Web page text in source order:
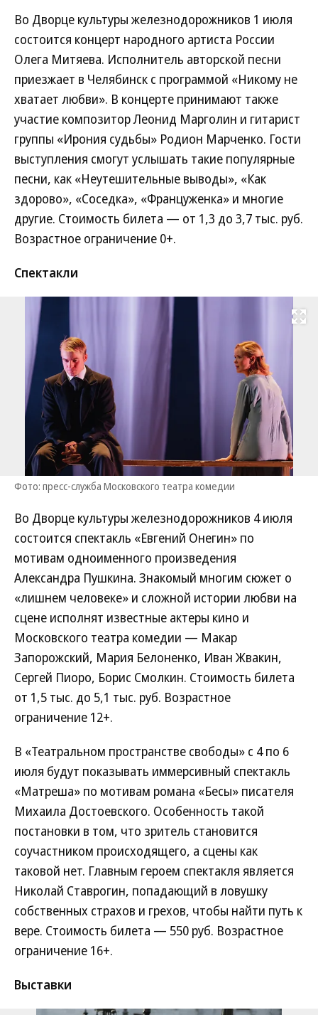
Во Дворце культуры железнодорожников 1 июля
состоится концерт народного артиста России
Олега Митяева. Исполнитель авторской песни
приезжает в Челябинск с программой «Никому не
хватает любви». В концерте принимают также
участие композитор Леонид Марголин и гитарист
группы «Ирония судьбы» Родион Марченко. Гости
выступления смогут услышать такие популярные
песни, как «Неутешительные выводы», «Как
здорово», «Соседка», «Француженка» и многие
другие. Стоимость билета — от 1,3 до 3,7 тыс. руб.
Возрастное ограничение 0+.
Спектакли
Развернуть
Фото: пресс-служба Московского театра комедии
Во Дворце культуры железнодорожников 4 июля
состоится спектакль «Евгений Онегин» по
мотивам одноименного произведения
Александра Пушкина. Знакомый многим сюжет о
«лишнем человеке» и сложной истории любви на
сцене исполнят известные актеры кино и
Московского театра комедии — Макар
Запорожский, Мария Белоненко, Иван Жвакин,
Сергей Пиоро, Борис Смолкин. Стоимость билета
от 1,5 тыс. до 5,1 тыс. руб. Возрастное
ограничение 12+.
В «Театральном пространстве свободы» с 4 по 6
июля будут показывать иммерсивный спектакль
«Матреша» по мотивам романа «Бесы» писателя
Михаила Достоевского. Особенность такой
постановки в том, что зритель становится
соучастником происходящего, а сцены как
таковой нет. Главным героем спектакля является
Николай Ставрогин, попадающий в ловушку
собственных страхов и грехов, чтобы найти путь к
вере. Стоимость билета — 550 руб. Возрастное
ограничение 16+.
Выставки